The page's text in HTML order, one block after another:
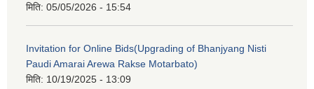
मिति: 05/05/2026 - 15:54
Invitation for Online Bids(Upgrading of Bhanjyang Nisti
Paudi Amarai Arewa Rakse Motarbato)
मिति: 10/19/2025 - 13:09